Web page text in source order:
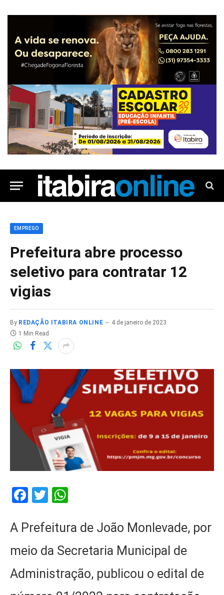
EMPREGO
Prefeitura abre processo
seletivo para contratar 12
vigias
By REDAÇÃO ITABIRA ONLINE
4 de janeiro de 2023
1 Min Read
Facebook
Twitter
A Prefeitura de João Monlevade, por
meio da Secretaria Municipal de
Administração, publicou o edital de